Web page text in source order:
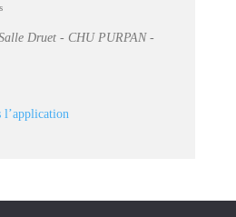
Druet - CHU PURPAN -
l’application